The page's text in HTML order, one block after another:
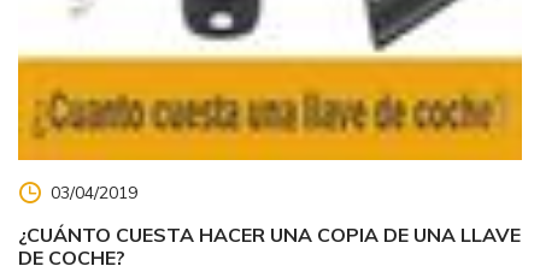
03/04/2019
¿CUÁNTO CUESTA HACER UNA COPIA DE UNA LLAVE
DE COCHE?